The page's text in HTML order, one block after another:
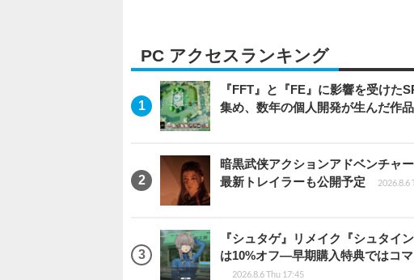
PC アクセスランキング
『FFT』と『FE』に影響を受けた
集め、数年の個人開発が生んだ作
暗黒武侠アクションアドベンチャ
最新トレイラーも公開予定
2026.8.6
『シュタゲ』リメイク『シュタイ
は10%オフ―早期購入特典ではコ
2026.8.6 Thu 17:45